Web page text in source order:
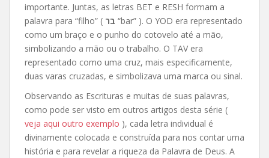
importante. Juntas, as letras BET e RESH formam a
palavra para “filho” ( בר “bar” ). O YOD era representado
como um braço e o punho do cotovelo até a mão,
simbolizando a mão ou o trabalho. O TAV era
representado como uma cruz, mais especificamente,
duas varas cruzadas, e simbolizava uma marca ou sinal.
Observando as Escrituras e muitas de suas palavras,
como pode ser visto em outros artigos desta série (
veja aqui outro exemplo ), cada letra individual é
divinamente colocada e construída para nos contar uma
história e para revelar a riqueza da Palavra de Deus. A